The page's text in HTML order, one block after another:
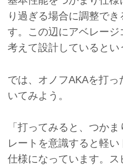
り過ぎる場合に調整でき
す。この辺にアベレージ
考えて設計しているとい
では、オノフAKAを打っ
いてみよう。
「打ってみると、つか
レートを意識すると軽
仕様になっています。